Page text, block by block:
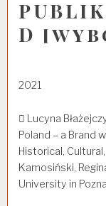
D
2021
 Lucyna
Poland – a Brand
Historical,
Kamosiński,
University in